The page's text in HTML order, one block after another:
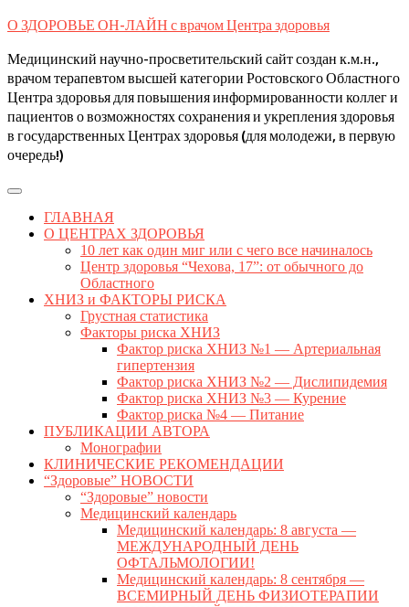
Skip
content
О ЗДОРОВЬЕ ОН-ЛАЙН с врачом Центра здоровья
Медицинский научно-просветительский сайт создан к.м.н.,
врачом терапевтом высшей категории Ростовского Областного
Центра здоровья для повышения информированности коллег и
пациентов о возможностях сохранения и укрепления здоровья
в государственных Центрах здоровья (для молодежи, в первую
очередь!)
Open
ButtonГЛАВНАЯ
О ЦЕНТРАХ ЗДОРОВЬЯ
10 лет как один миг или с чего все начиналось
Центр здоровья “Чехова, 17”: от обычного до
Областного
ХНИЗ и ФАКТОРЫ РИСКА
Грустная статистика
Факторы риска ХНИЗ
Фактор риска ХНИЗ №1 — Артериальная
гипертензия
Фактор риска ХНИЗ №2 — Дислипидемия
Фактор риска ХНИЗ №3 — Курение
Фактор риска №4 — Питание
ПУБЛИКАЦИИ АВТОРА
Монографии
КЛИНИЧЕСКИЕ РЕКОМЕНДАЦИИ
“Здоровые” НОВОСТИ
“Здоровые” новости
Медицинский календарь
Медицинский календарь: 8 августа —
МЕЖДУНАРОДНЫЙ ДЕНЬ
ОФТАЛЬМОЛОГИИ!
Медицинский календарь: 8 сентября —
ВСЕМИРНЫЙ ДЕНЬ ФИЗИОТЕРАПИИ